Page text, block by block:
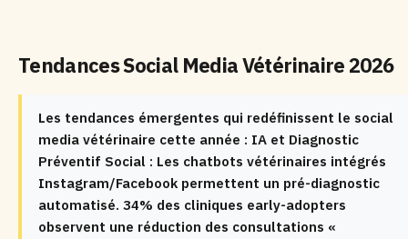
Tendances Social Media Vétérinaire 2026
Les tendances émergentes qui redéfinissent le social
media vétérinaire cette année : IA et Diagnostic
Préventif Social : Les chatbots vétérinaires intégrés
Instagram/Facebook permettent un pré-diagnostic
automatisé. 34% des cliniques early-adopters
observent une réduction des consultations «